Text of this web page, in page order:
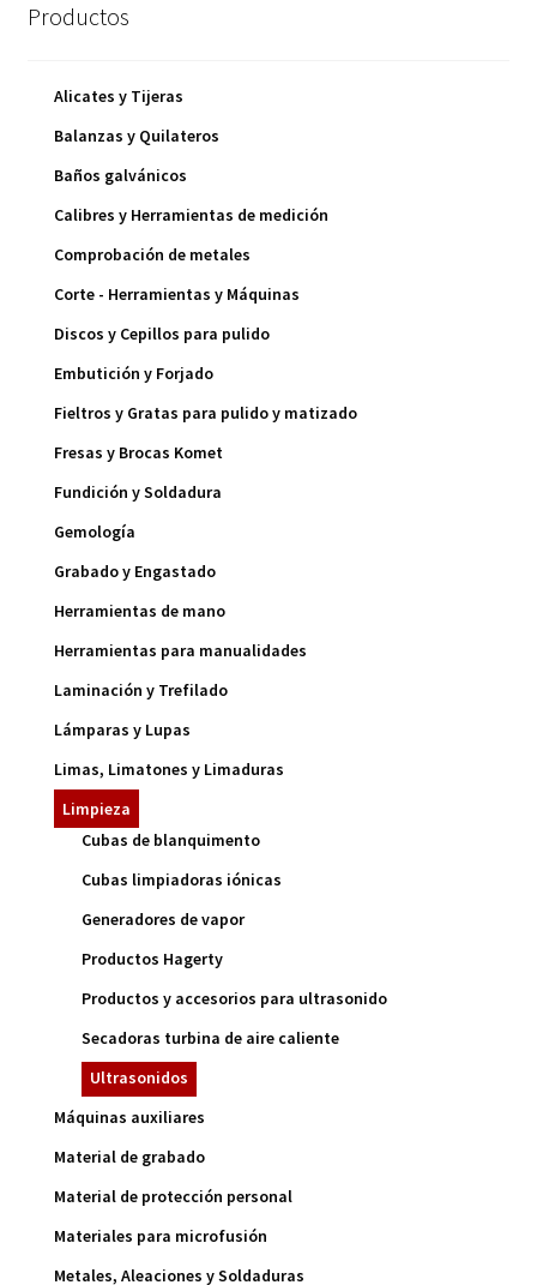
Productos
Alicates y Tijeras
Balanzas y Quilateros
Baños galvánicos
Calibres y Herramientas de medición
Comprobación de metales
Corte - Herramientas y Máquinas
Discos y Cepillos para pulido
Embutición y Forjado
Fieltros y Gratas para pulido y matizado
Fresas y Brocas Komet
Fundición y Soldadura
Gemología
Grabado y Engastado
Herramientas de mano
Herramientas para manualidades
Laminación y Trefilado
Lámparas y Lupas
Limas, Limatones y Limaduras
Limpieza
Cubas de blanquimento
Cubas limpiadoras iónicas
Generadores de vapor
Productos Hagerty
Productos y accesorios para ultrasonido
Secadoras turbina de aire caliente
Ultrasonidos
Máquinas auxiliares
Material de grabado
Material de protección personal
Materiales para microfusión
Metales, Aleaciones y Soldaduras